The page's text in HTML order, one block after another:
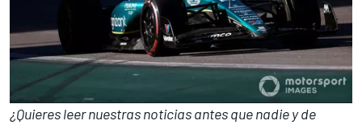
¿Quieres leer nuestras noticias antes que nadie y de